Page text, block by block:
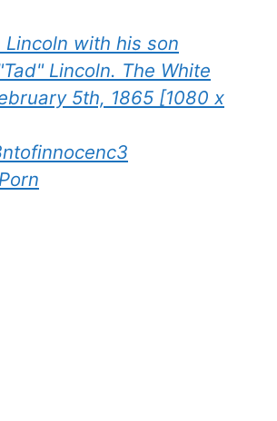
Lincoln with his son
Lincoln. The White
5th, 1865 [1080 x